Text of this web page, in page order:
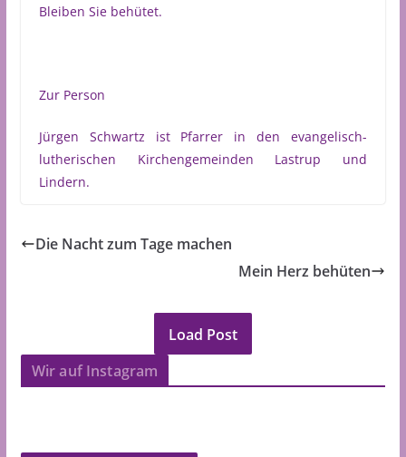
Bleiben Sie behütet.
Zur Person
Jürgen Schwartz ist Pfarrer in den evangelisch-
lutherischen Kirchengemeinden Lastrup und
Lindern.
Die Nacht zum Tage machen
Mein Herz behüten
Load Post
Wir auf Instagram